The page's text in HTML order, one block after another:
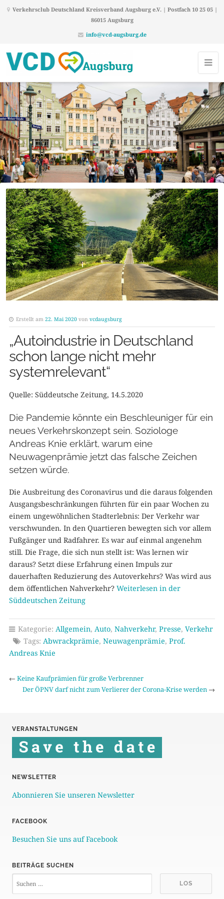
Verkehrsclub Deutschland Kreisverband Augsburg e.V. | Postfach 10 25 05 |
86015 Augsburg
info@vcd-augsburg.de
Erstellt am 22. Mai 2020 von vcdaugsburg
„Autoindustrie in Deutschland
schon lange nicht mehr
systemrelevant“
Quelle: Süddeutsche Zeitung, 14.5.2020
Die Pandemie könnte ein Beschleuniger für ein
neues Verkehrskonzept sein. Soziologe
Andreas Knie erklärt, warum eine
Neuwagenprämie jetzt das falsche Zeichen
setzen würde.
Die Ausbreitung des Coronavirus und die daraus folgenden
Ausgangsbeschränkungen führten für ein paar Wochen zu
einem ungewöhnlichen Stadterlebnis: Der Verkehr war
verschwunden. In den Quartieren bewegten sich vor allem
Fußgänger und Radfahrer. Es war auf einmal angenehm
still. Die Frage, die sich nun stellt ist: Was lernen wir
daraus? Setzt diese Erfahrung einen Impuls zur
dauerhaften Reduzierung des Autoverkehrs? Was wird aus
dem öffentlichen Nahverkehr? Weiterlesen in der
Süddeutschen Zeitung
Kategorie: Allgemein, Auto, Nahverkehr, Presse, Verkehr
Tags: Abwrackprämie, Neuwagenprämie, Prof.
Andreas Knie
← Keine Kaufprämien für große Verbrenner
Der ÖPNV darf nicht zum Verlierer der Corona-Krise werden →
VERANSTALTUNGEN
NEWSLETTER
Abonnieren Sie unseren Newsletter
FACEBOOK
Besuchen Sie uns auf Facebook
BEITRÄGE SUCHEN